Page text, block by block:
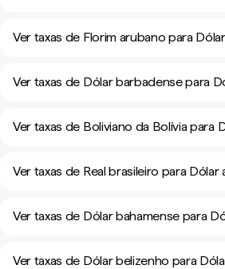
Ver taxas de Florim arubano para
Ver taxas de Dólar barbadense para
Ver taxas de Boliviano da Bolívia para
Ver taxas de Real brasileiro para Dólar
Ver taxas de Dólar bahamense para
Ver taxas de Dólar belizenho para